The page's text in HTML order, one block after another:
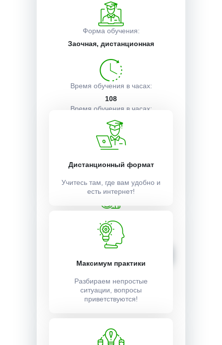
Форма обучения:
Заочная, дистанционная
Время обучения в часах:
108
Время обучения в часах:
3 недели
Учебный план:
4500 ₽
Записаться
Получаемые документы
Условия поступления
Дистанционный формат
Учитесь там, где вам удобно и
есть интернет!
Максимум практики
Разбираем непростые
ситуации, вопросы
приветствуются!